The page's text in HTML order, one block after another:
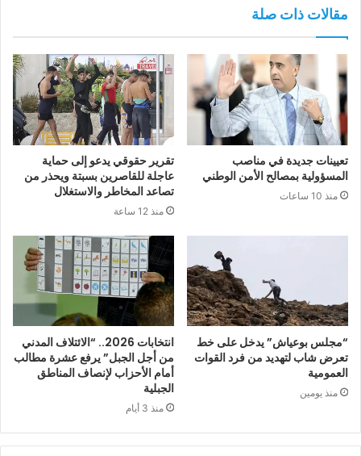
مقالات ذات صلة
تعيينات جديدة في مناصب
المسؤولية بمصالح الأمن الوطني
منذ 10 ساعات
تقرير حقوقي يدعو إلى حماية
عاجلة للقاصرين بسبتة ويحذر من
تصاعد المخاطر والاستغلال
منذ 12 ساعة
“مجلس بوعياش” يدخل على خط
تعرض شاب لتهديد من فرد القوات
العمومية
منذ يومين
انتخابات 2026.. “الائتلاف المدني
من أجل الجبل” يرفع عشرة مطالب
أمام الأحزاب لإنصاف المناطق
الجبلية
منذ 3 أيام